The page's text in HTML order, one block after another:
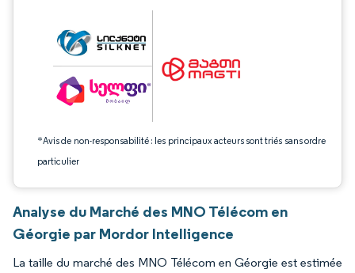
*Avis de non-responsabilité : les principaux acteurs sont triés sans ordre
particulier
Analyse du Marché des MNO Télécom en
Géorgie par Mordor Intelligence
La taille du marché des MNO Télécom en Géorgie est estimée